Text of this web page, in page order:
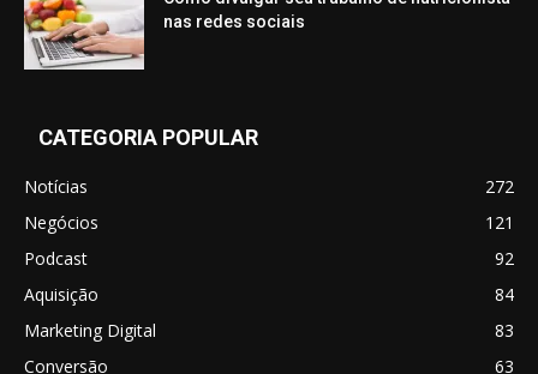
nas redes sociais
CATEGORIA POPULAR
Notícias
272
Negócios
121
Podcast
92
Aquisição
84
Marketing Digital
83
Conversão
63